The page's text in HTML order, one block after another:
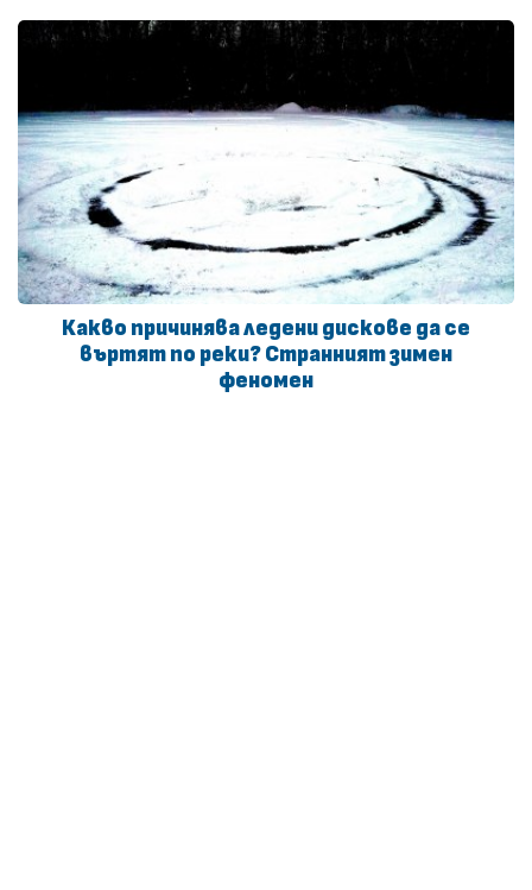
Какво причинява ледени дискове да се
въртят по реки? Странният зимен
феномен